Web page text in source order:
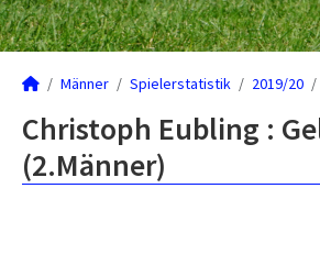
Männer Spielerstatistik 2019/20
Christoph Eubling :
(2.Männer)